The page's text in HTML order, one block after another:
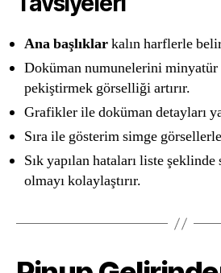
Ana başlıklarkalın harflerle
Doküman numunelerini
pekiştirmek görselliği artırır.
Grafikler ile doküman detayları
Sıra ile gösterim simge
Sık yapılan hataları liste şeklinde
olmayı kolaylaştırır.